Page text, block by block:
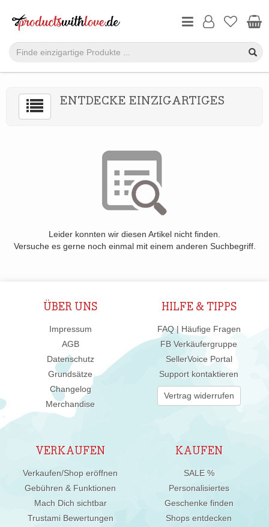
ENTDECKE EINZIGARTIGES
Leider konnten wir diesen Artikel nicht finden.
Versuche es gerne noch einmal mit einem anderen Suchbegriff.
ÜBER UNS
Impressum
AGB
Datenschutz
Grundsätze
Changelog
Merchandise
HILFE & TIPPS
FAQ | Häufige Fragen
FB Verkäufergruppe
SellerVoice Portal
Support kontaktieren
Vertrag widerrufen
VERKAUFEN
Verkaufen/Shop eröffnen
Gebühren & Funktionen
Mach Dich sichtbar
Trustami Bewertungen
KAUFEN
SALE %
Personalisiertes
Geschenke finden
Shops entdecken